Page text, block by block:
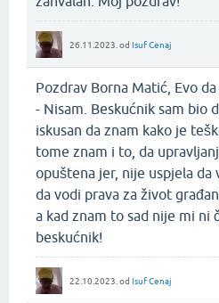
26.11.2023. od Isuf Cenaj
Pozdrav Borna Matić, Evo
- Nisam. Beskućnik sam bio
iskusan da znam kako je
tome znam i to, da
opuštena jer, nije uspjela da
da vodi prava za život
a kad znam to sad nije mi ni
beskućnik!
22.10.2023. od Isuf Cenaj